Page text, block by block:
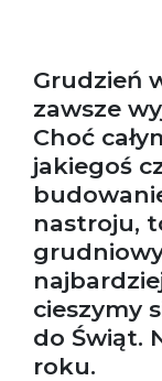
Grudzień
zawsze
Choć
jakiegoś
nastroju,
cieszymy
do Świąt.
roku.